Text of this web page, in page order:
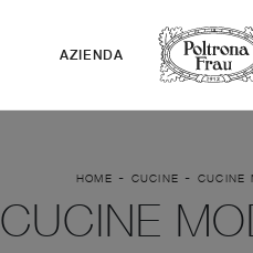
AZIENDA
HOME - CUCINE - CUCINE
CUCINE